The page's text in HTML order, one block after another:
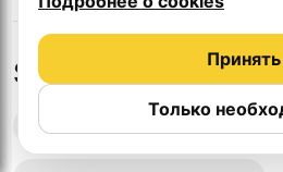
Studios in nearby
Podcast recording studios
Только
Принять